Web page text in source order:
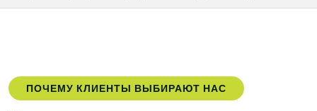
ПОЧЕМУ КЛИЕНТЫ ВЫБИРАЮТ НАС